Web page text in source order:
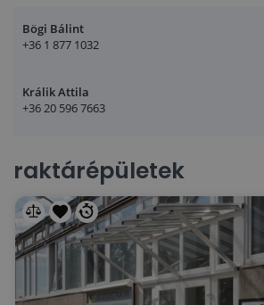
Bögi Bálint
+36 1 877 1032
Králik Attila
+36 20 596 7663
raktárépületek